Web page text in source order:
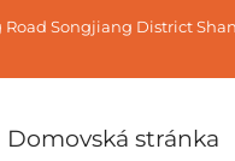
Road Songjiang District
Domovská stránka